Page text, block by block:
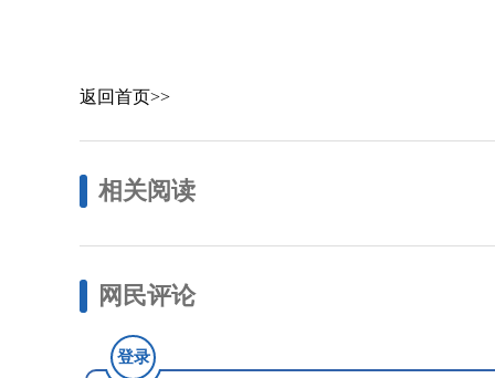
返回首页>>
相关阅读
网民评论
登录